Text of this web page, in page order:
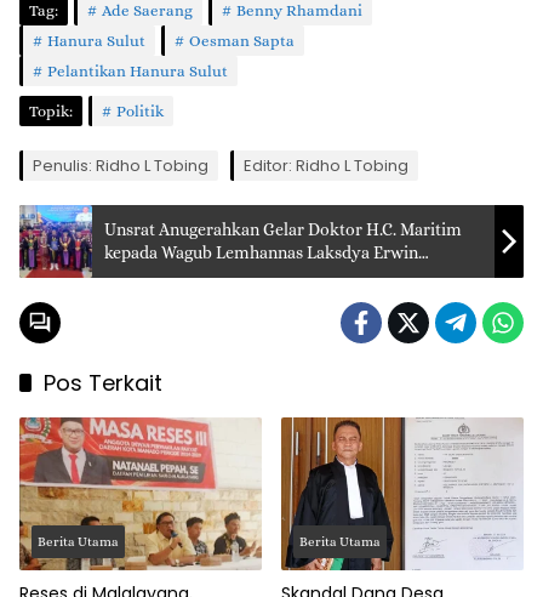
Tag: Ade Saerang
Benny Rhamdani
Hanura Sulut
Oesman Sapta
Pelantikan Hanura Sulut
Topik: Politik
Penulis: Ridho L Tobing Editor: Ridho L Tobing
Unsrat Anugerahkan Gelar Doktor H.C. Maritim
kepada Wagub Lemhannas Laksdya Erwin
Aldedharma
Pos Terkait
Berita Utama Berita Utama